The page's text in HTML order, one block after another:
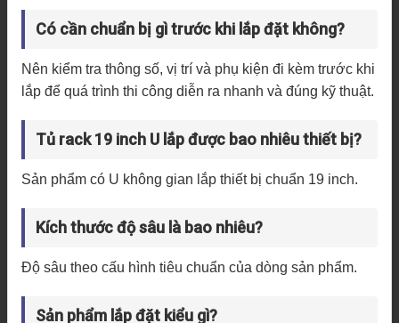
Có cần chuẩn bị gì trước khi lắp đặt không?
Nên kiểm tra thông số, vị trí và phụ kiện đi kèm trước khi
lắp để quá trình thi công diễn ra nhanh và đúng kỹ thuật.
Tủ rack 19 inch U lắp được bao nhiêu thiết bị?
Sản phẩm có U không gian lắp thiết bị chuẩn 19 inch.
Kích thước độ sâu là bao nhiêu?
Độ sâu theo cấu hình tiêu chuẩn của dòng sản phẩm.
Sản phẩm lắp đặt kiểu gì?